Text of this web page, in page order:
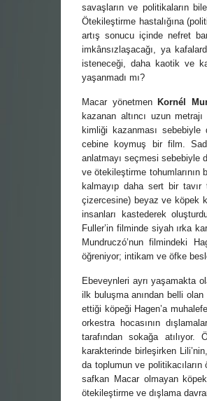
savaşların ve politikaların
Ötekileştirme hastalığına
artış sonucu içinde nefret
imkânsızlaşacağı, ya
isteneceği, daha kaotik ve
yaşanmadı mı?
Macar yönetmen Kornél
kazanan altıncı uzun metrajı
kimliği kazanması sebebiyle
cebine koymuş bir film.
anlatmayı seçmesi sebebiyle
ve ötekileştirme tohumlarının
kalmayıp daha sert bir tavır
çizercesine) beyaz ve köpek
insanları kastederek
Fuller’in filminde siyah ırka
Mundruczó’nun filmindeki
öğreniyor; intikam ve öfke
Ebeveynleri ayrı yaşamakta
ilk buluşma anından belli olan
ettiği köpeği Hagen’a
orkestra hocasının
tarafından sokağa
karakterinde birleşirken
da toplumun ve
safkan Macar olmayan
ötekileştirme ve dışlama